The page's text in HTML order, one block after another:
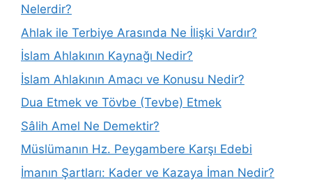
Nelerdir?
Ahlak ile Terbiye Arasında Ne İlişki Vardır?
İslam Ahlakının Kaynağı Nedir?
İslam Ahlakının Amacı ve Konusu Nedir?
Dua Etmek ve Tövbe (Tevbe) Etmek
Sâlih Amel Ne Demektir?
Müslümanın Hz. Peygambere Karşı Edebi
İmanın Şartları: Kader ve Kazaya İman Nedir?